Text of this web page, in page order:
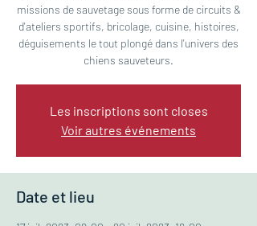
missions de sauvetage sous forme de circuits &
d'ateliers sportifs, bricolage, cuisine, histoires,
déguisements le tout plongé dans l'univers des
chiens sauveteurs.
Les inscriptions sont closes
Voir autres événements
Date et lieu